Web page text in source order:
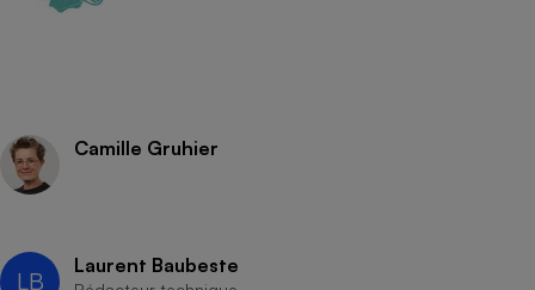
Camille Gruhier
LB
Laurent Baubeste